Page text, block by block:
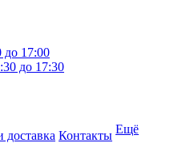
до 17:00
до 17:30
доставка Контакты Ещё